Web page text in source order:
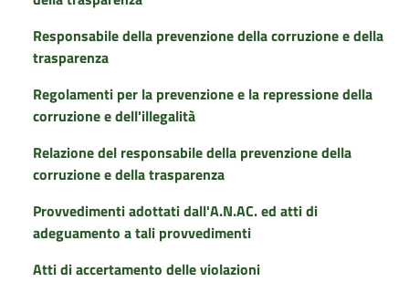
Responsabile della prevenzione della corruzione e della
trasparenza
Regolamenti per la prevenzione e la repressione della
corruzione e dell'illegalità
Relazione del responsabile della prevenzione della
corruzione e della trasparenza
Provvedimenti adottati dall'A.N.AC. ed atti di
adeguamento a tali provvedimenti
Atti di accertamento delle violazioni